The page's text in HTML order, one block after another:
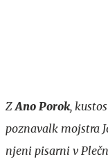
Z Ano Porok,
poznavalk mojstra
njeni pisarni v